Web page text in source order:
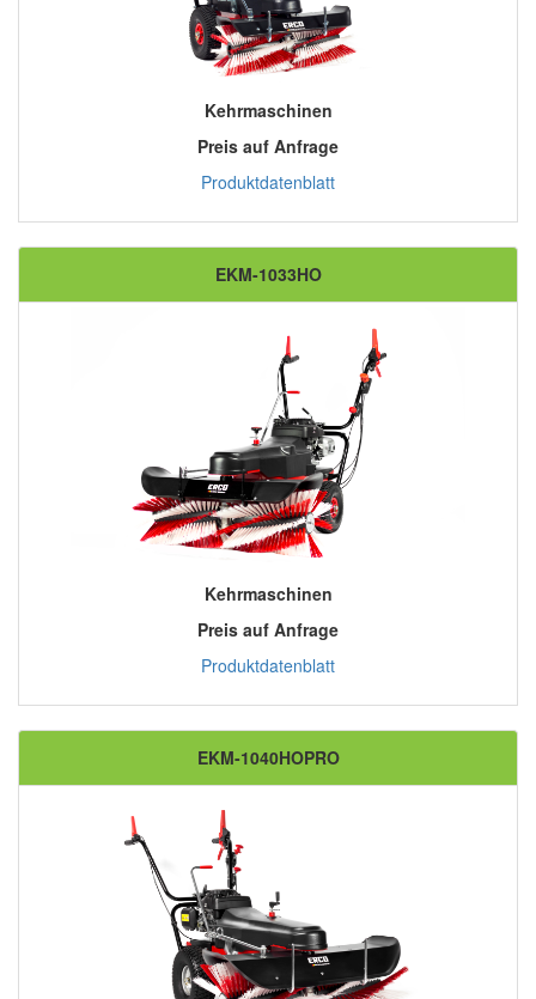
Kehrmaschinen
Preis auf Anfrage
Produktdatenblatt
EKM-1033HO
Kehrmaschinen
Preis auf Anfrage
Produktdatenblatt
EKM-1040HOPRO